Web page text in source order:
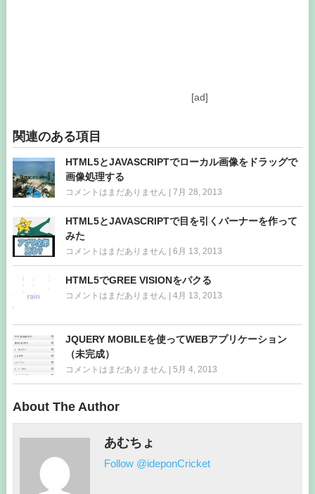
[ad]
関連のある項目
HTML5とJAVASCRIPTでローカル画像をドラッグで
画像処理する
コメントはまだありません 7月 28, 2013
HTML5とJAVASCRIPTで目を引くバーナーを作って
みた
コメントはまだありません 6月 13, 2013
HTML5でGREE VISIONをパクる
コメントはまだありません 4月 13, 2013
JQUERY MOBILEを使ってWEBアプリケーション
（未完成）
コメントはまだありません 5月 4, 2013
About The Author
あむちょ
Follow @ideponCricket